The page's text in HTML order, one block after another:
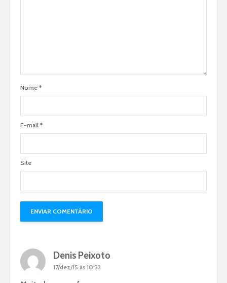
Nome *
E-mail *
Site
Denis Peixoto
17/dez/15 às 10:32